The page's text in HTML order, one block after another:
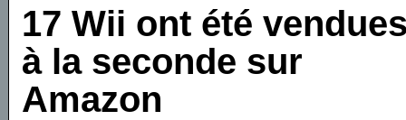
17 Wii ont été
à la seconde sur
Amazon